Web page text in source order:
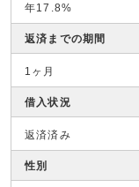
年17.8%
返済までの期間
1ヶ月
借入状況
返済済み
性別